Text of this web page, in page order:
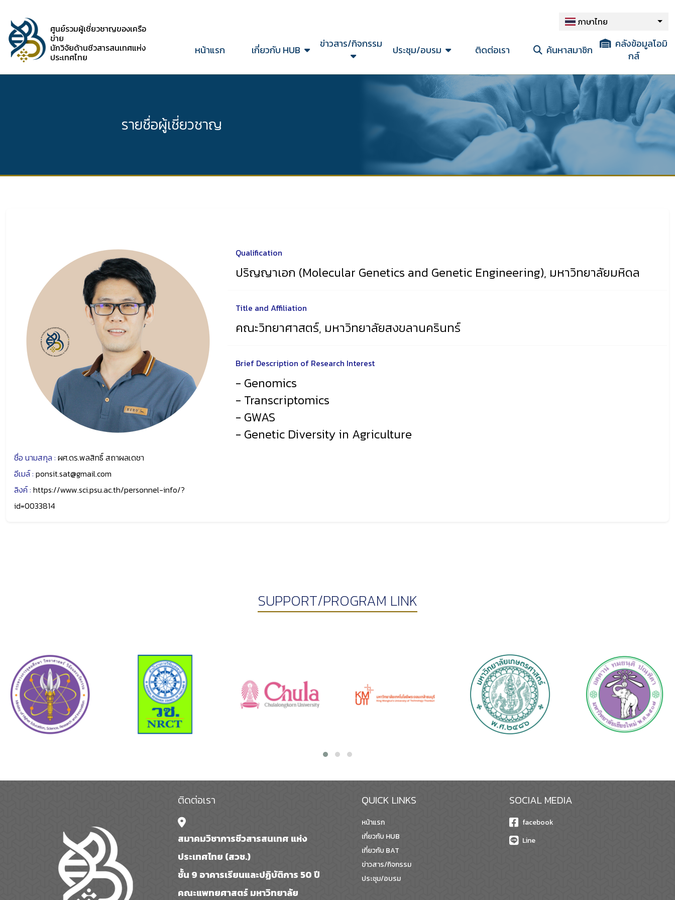
ศูนย์รวมผู้เชี่ยวชาญของเครือ
ข่าย
นักวิจัยด้านชีวสารสนเทศแห่ง
ประเทศไทย
ภาษาไทย
หน้าแรก เกี่ยวกับ HUB ข่าวสาร/กิจกรรม ประชุม/อบรม ติดต่อเรา ค้นหาสมาชิก
คลังข้อมูลโอมิ
กส์
รายชื่อผู้เชี่ยวชาญ
ชื่อ นามสกุล : ผศ.ดร.พลสิทธิ์ สถาผลเดชา
อีเมล์ : ponsit.sat@gmail.com
ลิงค์ : https://www.sci.psu.ac.th/personnel-info/?
id=0033814
Qualification
ปริญญาเอก (Molecular Genetics and Genetic Engineering), มหาวิทยาลัยมหิดล
Title and Affiliation
คณะวิทยาศาสตร์, มหาวิทยาลัยสงขลานครินทร์
Brief Description of Research Interest
- Genomics
- Transcriptomics
- GWAS
- Genetic Diversity in Agriculture
SUPPORT/PROGRAM LINK
ติดต่อเรา
สมาคมวิชาการชีวสารสนเทศ แห่ง
ประเทศไทย (สวช.)
ชั้น 9 อาคารเรียนและปฏิบัติการ 50 ปี
คณะแพทยศาสตร์ มหาวิทยาลัย
QUICK LINKS
หน้าแรก
เกี่ยวกับ HUB
เกี่ยวกับ BAT
ข่าวสาร/กิจกรรม
ประชุม/อบรม
SOCIAL MEDIA
facebook
Line